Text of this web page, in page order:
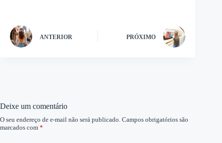
ANTERIOR PRÓXIMO
Deixe um comentário
O seu endereço de e-mail não será publicado. Campos obrigatórios são
marcados com *